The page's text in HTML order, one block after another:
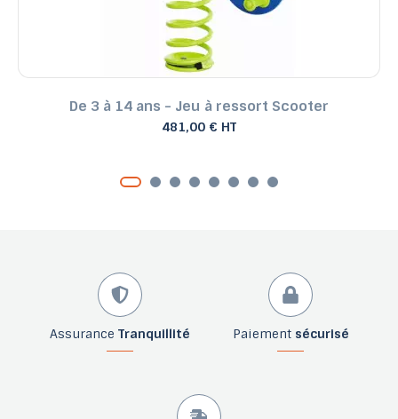
De 3 à 14 ans - Jeu à ressort Scooter
481,00 € HT
Assurance Tranquillité Paiement sécurisé